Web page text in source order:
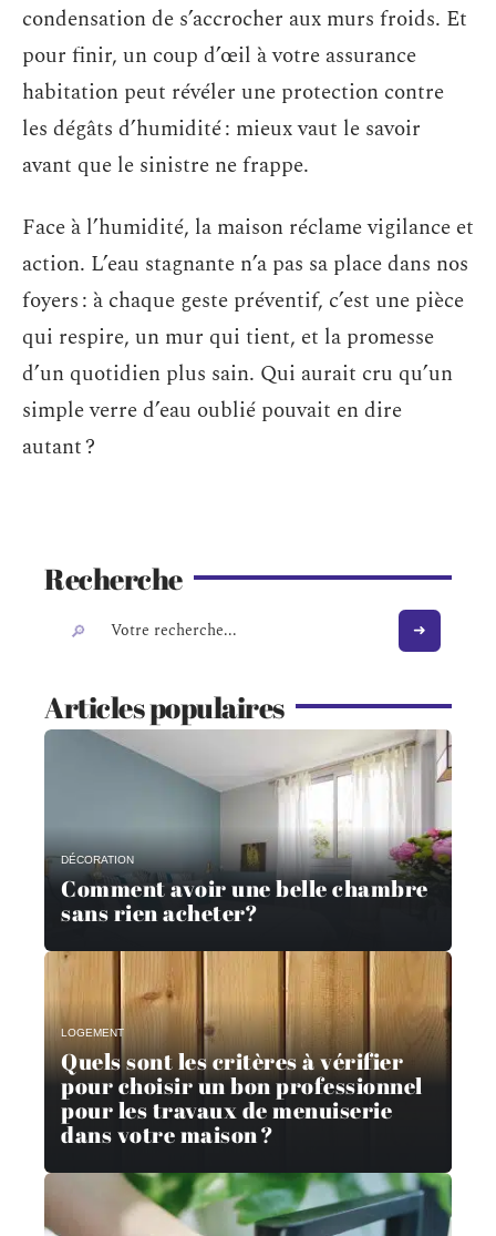
condensation de s’accrocher aux murs froids. Et
pour finir, un coup d’œil à votre assurance
habitation peut révéler une protection contre
les dégâts d’humidité : mieux vaut le savoir
avant que le sinistre ne frappe.
Face à l’humidité, la maison réclame vigilance et
action. L’eau stagnante n’a pas sa place dans nos
foyers : à chaque geste préventif, c’est une pièce
qui respire, un mur qui tient, et la promesse
d’un quotidien plus sain. Qui aurait cru qu’un
simple verre d’eau oublié pouvait en dire
autant ?
Recherche
Articles populaires
DÉCORATION
Comment avoir une belle chambre
sans rien acheter?
LOGEMENT
Quels sont les critères à vérifier
pour choisir un bon professionnel
pour les travaux de menuiserie
dans votre maison ?